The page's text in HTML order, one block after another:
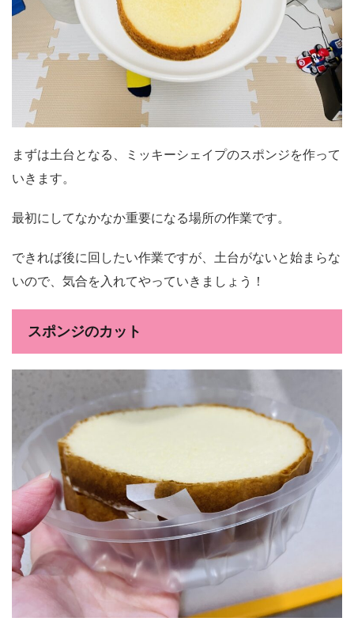
まずは土台となる、ミッキーシェイプのスポンジを作って
いきます。
最初にしてなかなか重要になる場所の作業です。
できれば後に回したい作業ですが、土台がないと始まらな
いので、気合を入れてやっていきましょう！
スポンジのカット